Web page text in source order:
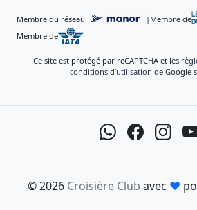
Membre du réseau | Membre de
Membre de
Ce site est protégé par reCAPTCHA et les
conditions d’utilisation de Google
© 2026 Croisière Club avec ♥